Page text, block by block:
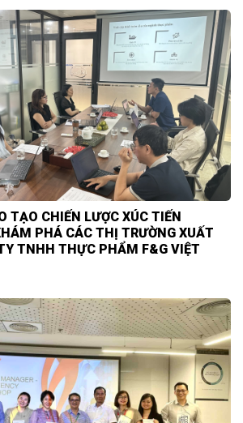
TẠO CHIẾN LƯỢC XÚC TIẾN
PHÁ CÁC THỊ TRƯỜNG XUẤT
TNHH THỰC PHẨM F&G VIỆT